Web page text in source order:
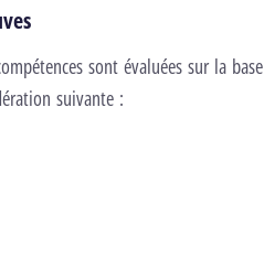
sont évaluées sur la base
suivante :